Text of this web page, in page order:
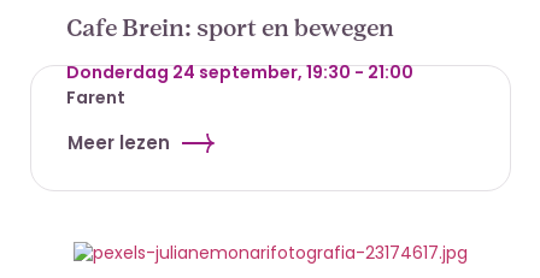
Cafe Brein: sport en bewegen
Donderdag 24 september, 19:30 - 21:00
Farent
Meer lezen